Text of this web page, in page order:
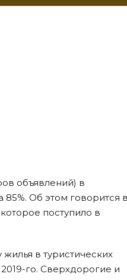
объявлений) в
85%. Об этом говорится в
поступило в
в туристических
го. Сверхдорогие и